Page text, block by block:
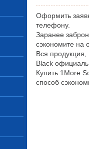
Оформить
телефону.
Заранее
сэкономите на
Вся
Black
Купить 1More
способ